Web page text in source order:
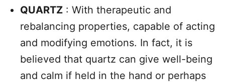
QUARTZ : With therapeutic and
rebalancing properties, capable of acting
and modifying emotions. In fact, it is
believed that quartz can give well-being
and calm if held in the hand or perhaps